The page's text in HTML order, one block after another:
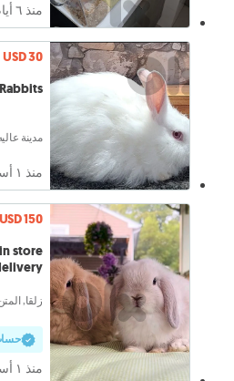
منذ ٦ أيام
USD 30
Rabbits
مدينة
منذ ١ أسبوع
USD 150
store
زلقا,
منذ ١ أسبوع